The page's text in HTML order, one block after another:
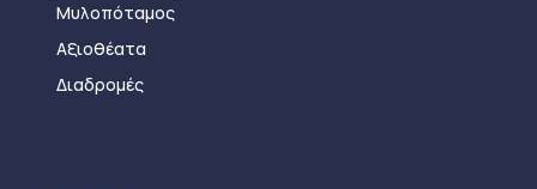
Μυλοπόταμος
Αξιοθέατα
Διαδρομές